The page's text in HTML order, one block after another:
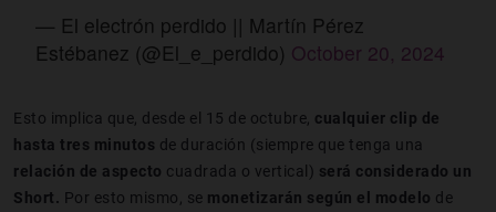
— El electrón perdido || Martín Pérez
Estébanez (@El_e_perdido) October 20, 2024
Esto implica que, desde el 15 de octubre, cualquier clip de
hasta tres minutos de duración (siempre que tenga una
relación de aspecto cuadrada o vertical) será considerado un
Short. Por esto mismo, se monetizarán según el modelo de